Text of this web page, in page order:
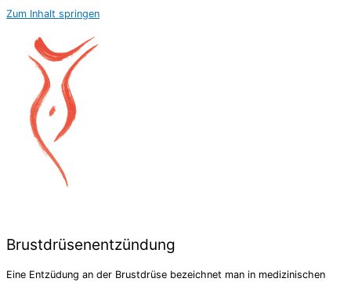
Zum Inhalt springen
Brustdrüsenentzündung
Eine Entzüdung an der Brustdrüse bezeichnet man in medizinischen